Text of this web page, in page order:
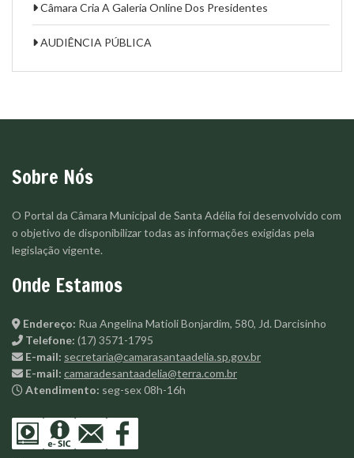
Câmara Cria A Galeria Online Dos Presidentes
AUDIÊNCIA PÚBLICA
Sobre Nós
O Portal da Câmara Municipal de Santa Adélia foi desenvolvido com
o objetivo de disponibilizar todas as informações exigidas pela
legislação vigente.
Onde Estamos
Endereço: Rua Angelina Matioli Bonjardim, 580, Jd. Darcisinho
Telefone: (17) 3571-1795
E-mail: secretaria@camarasantaadelia.sp.gov.br
E-mail: camaradesantaadelia@terra.com.br
Atendimento: seg-sex 08h-16h